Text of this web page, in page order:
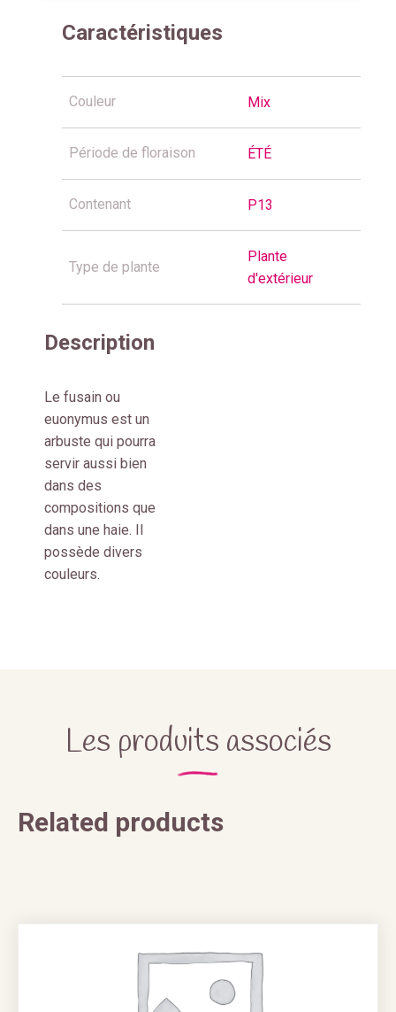
Caractéristiques
Couleur Mix
Période de floraison ÉTÉ
Contenant P13
Type de plante
Plante
d'extérieur
Description
Le fusain ou
euonymus est un
arbuste qui pourra
servir aussi bien
dans des
compositions que
dans une haie. Il
possède divers
couleurs.
Les produits associés
Related products